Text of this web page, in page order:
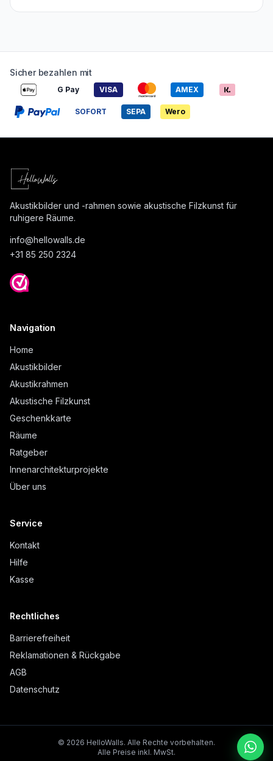
Sicher bezahlen mit
G Pay VISA AMEX
SOFORT SEPA Wero
Akustikbilder und -rahmen sowie akustische Filzkunst für
ruhigere Räume.
info@hellowalls.de
+31 85 250 2324
Navigation
Home
Akustikbilder
Akustikrahmen
Akustische Filzkunst
Geschenkkarte
Räume
Ratgeber
Innenarchitekturprojekte
Über uns
Service
Kontakt
Hilfe
Kasse
Rechtliches
Barrierefreiheit
Reklamationen & Rückgabe
AGB
Datenschutz
© 2026 HelloWalls. Alle Rechte vorbehalten.
Alle Preise inkl. MwSt.